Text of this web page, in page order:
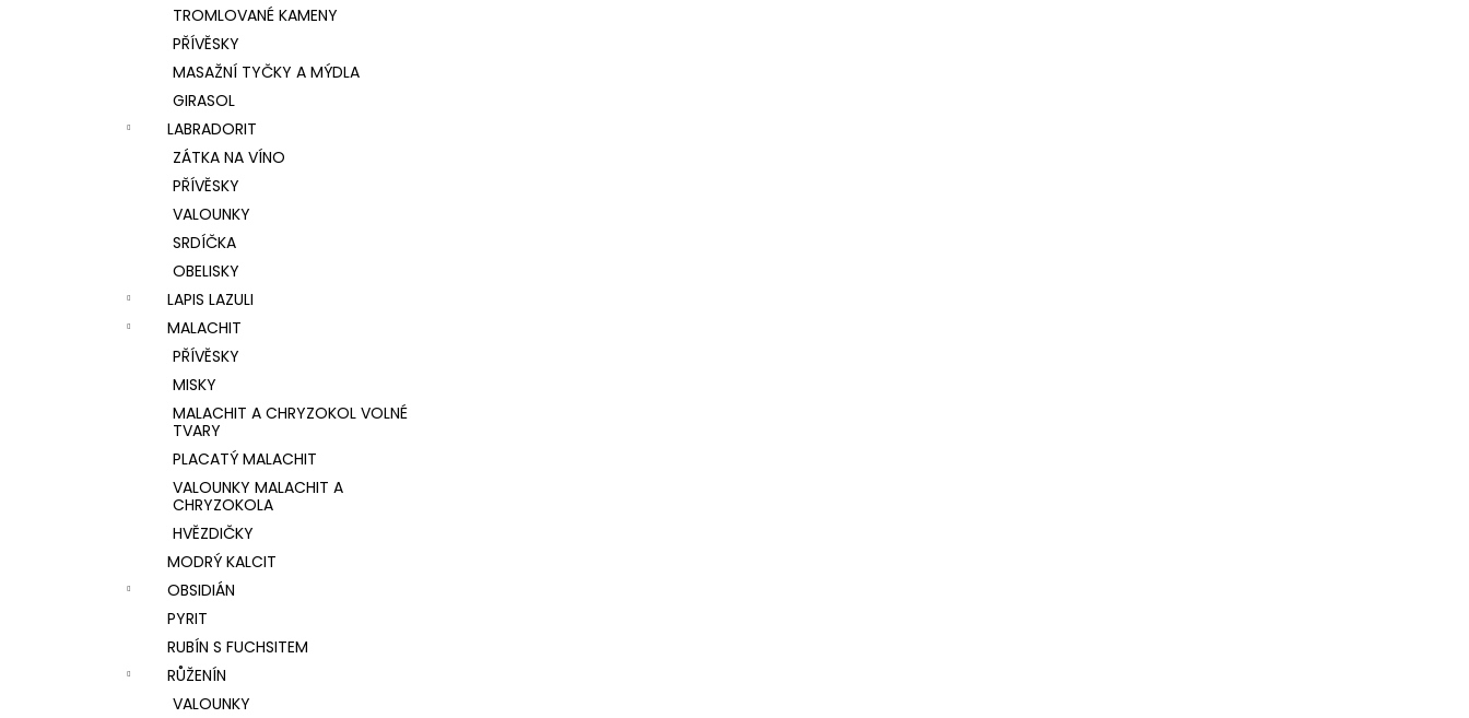
TROMLOVANÉ KAMENY
PŘÍVĚSKY
MASAŽNÍ TYČKY A MÝDLA
GIRASOL
LABRADORIT
ZÁTKA NA VÍNO
PŘÍVĚSKY
VALOUNKY
SRDÍČKA
OBELISKY
LAPIS LAZULI
MALACHIT
PŘÍVĚSKY
MISKY
MALACHIT A CHRYZOKOL VOLNÉ
TVARY
PLACATÝ MALACHIT
VALOUNKY MALACHIT A
CHRYZOKOLA
HVĚZDIČKY
MODRÝ KALCIT
OBSIDIÁN
PYRIT
RUBÍN S FUCHSITEM
RŮŽENÍN
VALOUNKY